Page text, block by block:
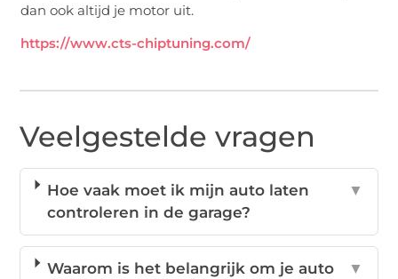
dan ook altijd je motor uit.
https://www.cts-chiptuning.com/
Veelgestelde vragen
Hoe vaak moet ik mijn auto laten
controleren in de garage?
▼
Waarom is het belangrijk om je auto
▼